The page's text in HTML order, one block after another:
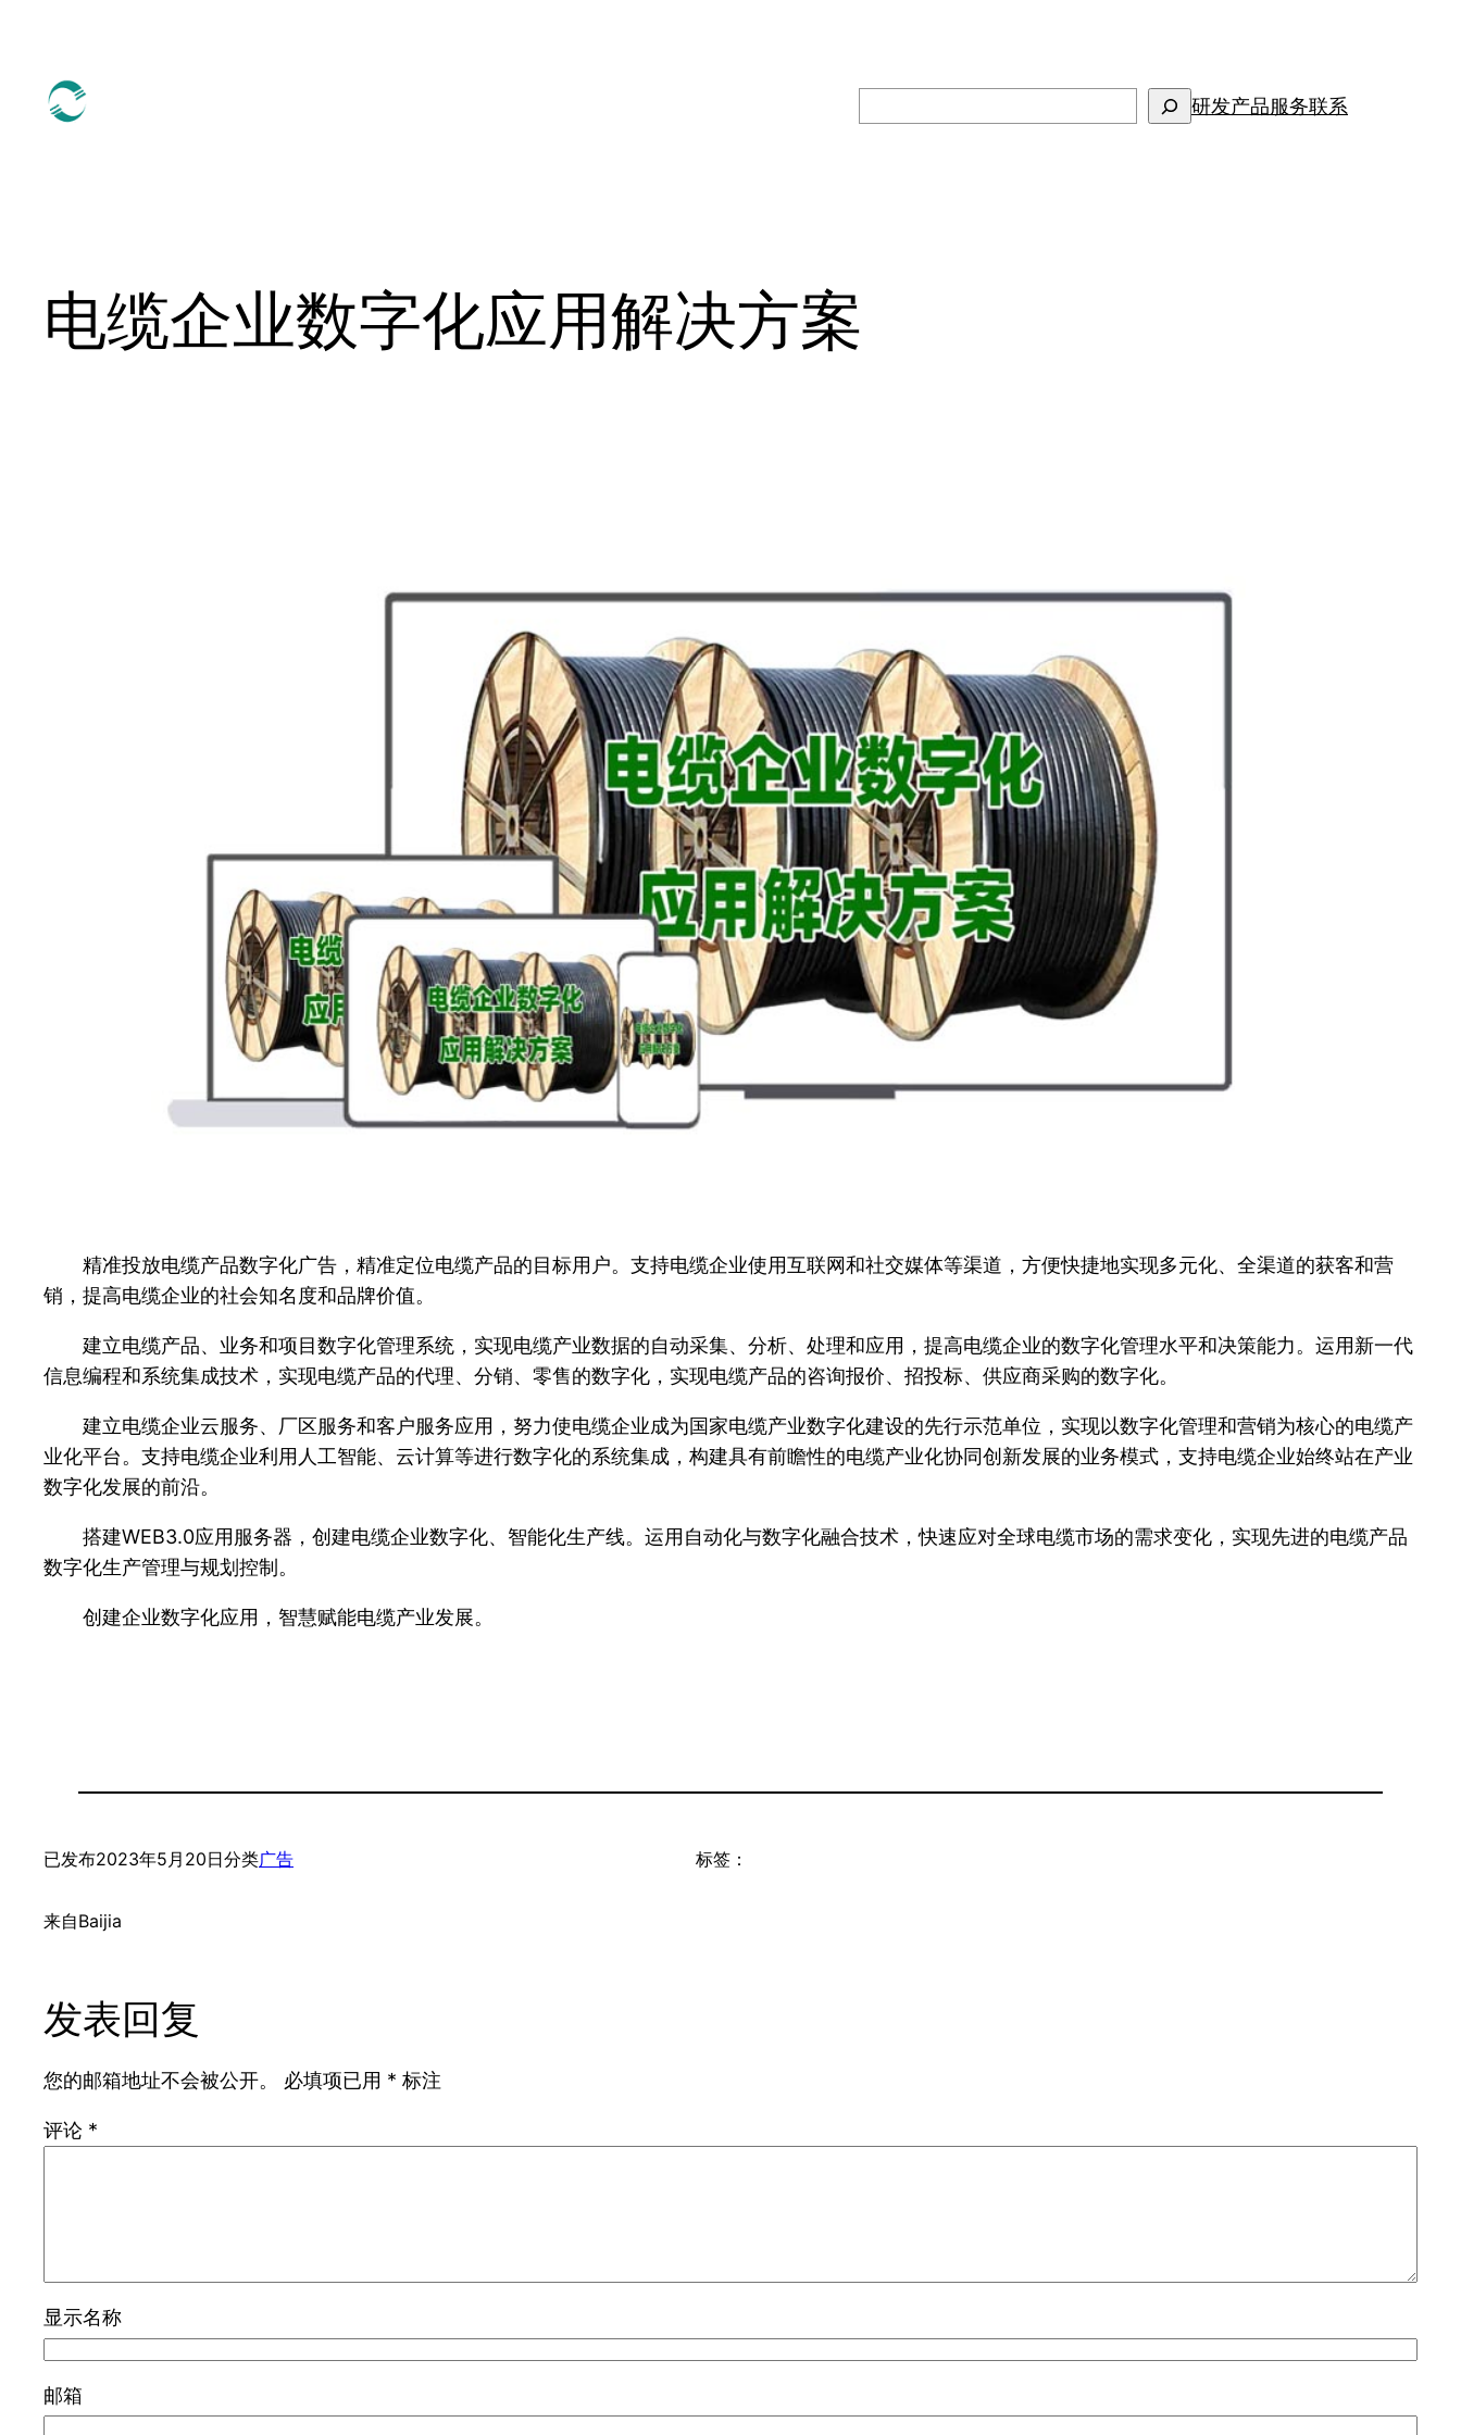
研发产品服务联系
电缆企业数字化应用解决方案
精准投放电缆产品数字化广告，精准定位电缆产品的目标用户。支持电缆企业使用互联网和社交媒体等渠道，方便快捷地实现多元化、全渠道的获客和营
销，提高电缆企业的社会知名度和品牌价值。
建立电缆产品、业务和项目数字化管理系统，实现电缆产业数据的自动采集、分析、处理和应用，提高电缆企业的数字化管理水平和决策能力。运用新一代
信息编程和系统集成技术，实现电缆产品的代理、分销、零售的数字化，实现电缆产品的咨询报价、招投标、供应商采购的数字化。
建立电缆企业云服务、厂区服务和客户服务应用，努力使电缆企业成为国家电缆产业数字化建设的先行示范单位，实现以数字化管理和营销为核心的电缆产
业化平台。支持电缆企业利用人工智能、云计算等进行数字化的系统集成，构建具有前瞻性的电缆产业化协同创新发展的业务模式，支持电缆企业始终站在产业
数字化发展的前沿。
搭建WEB3.0应用服务器，创建电缆企业数字化、智能化生产线。运用自动化与数字化融合技术，快速应对全球电缆市场的需求变化，实现先进的电缆产品
数字化生产管理与规划控制。
创建企业数字化应用，智慧赋能电缆产业发展。
已发布2023年5月20日分类广告
来自Baijia
标签：
发表回复
您的邮箱地址不会被公开。 必填项已用 * 标注
评论 *
显示名称
邮箱